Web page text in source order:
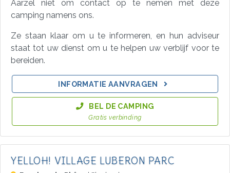
Aarzel niet om contact op te nemen met deze
camping namens ons.
Ze staan klaar om u te informeren, en hun adviseur
staat tot uw dienst om u te helpen uw verblijf voor te
bereiden.
INFORMATIE AANVRAGEN
BEL DE CAMPING
Gratis verbinding
YELLOH! VILLAGE LUBERON PARC